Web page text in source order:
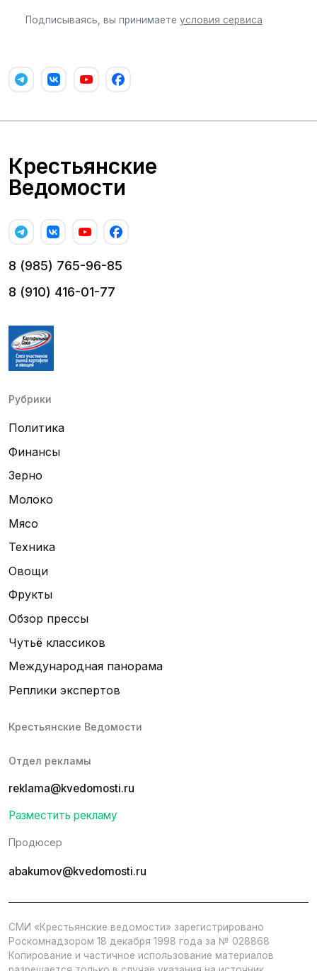
Подписываясь, вы принимаете условия сервиса
Крестьянские
Ведомости
8 (985) 765-96-85
8 (910) 416-01-77
Рубрики
Политика
Финансы
Зерно
Молоко
Мясо
Техника
Овощи
Фрукты
Обзор прессы
Чутьё классиков
Международная панорама
Реплики экспертов
Крестьянские Ведомости
Отдел рекламы
reklama@kvedomosti.ru
Разместить рекламу
Продюсер
abakumov@kvedomosti.ru
СМИ «Крестьянские ведомости» зарегистрировано
Роскомнадзором 18 декабря 1998 года за № 028868
Копирование и частичное использование материалов